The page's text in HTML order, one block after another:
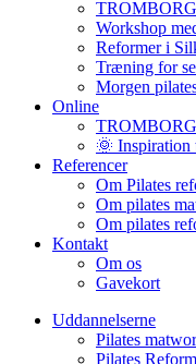
Workshop
Reformer i
Træning for
Morgen
Online
TROMBORG
🌞
Referencer
Om Pilates
Om pilates
Om pilates
Kontakt
Om os
Gavekort
Uddannelserne
Pilates
Pilates